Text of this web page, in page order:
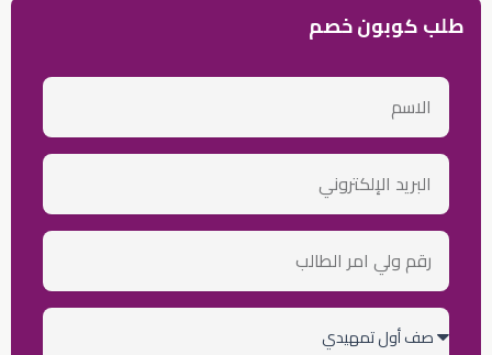
طلب كوبون خصم
الاسم
email
رقم
ولي
أمر
الطالب
الصف
الدراسي